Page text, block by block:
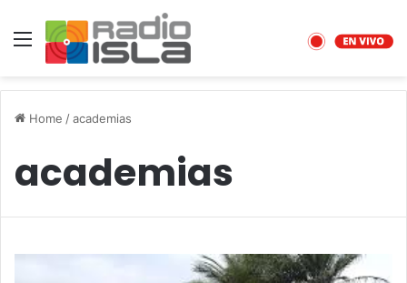
Menu
Home /academias
academias